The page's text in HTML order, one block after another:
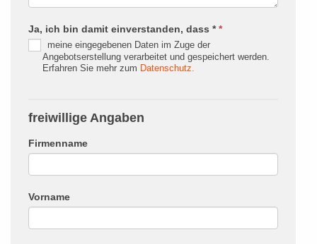
Ja, ich bin damit einverstanden, dass **
meine eingegebenen Daten im Zuge der
Angebotserstellung verarbeitet und gespeichert werden.
Erfahren Sie mehr zum Datenschutz.
freiwillige Angaben
Firmenname
Vorname